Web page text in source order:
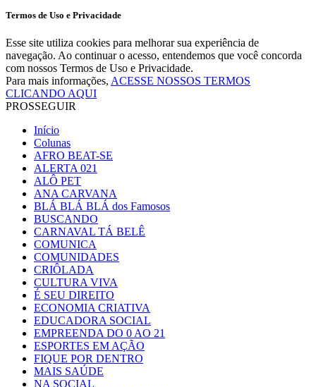
Termos de Uso e Privacidade
Esse site utiliza cookies para melhorar sua experiência de
navegação. Ao continuar o acesso, entendemos que você concorda
com nossos Termos de Uso e Privacidade.
Para mais informações, ACESSE NOSSOS TERMOS
CLICANDO AQUI
PROSSEGUIR
Início
Colunas
AFRO BEAT-SE
ALERTA 021
ALÔ PET
ANA CARVANA
BLÁ BLÁ BLÁ dos Famosos
BUSCANDO
CARNAVAL TÁ BELÊ
COMUNICA
COMUNIDADES
CRIÔLADA
CULTURA VIVA
É SEU DIREITO
ECONOMIA CRIATIVA
EDUCADORA SOCIAL
EMPREENDA DO 0 AO 21
ESPORTES EM AÇÃO
FIQUE POR DENTRO
MAIS SAÚDE
NA SOCIAL